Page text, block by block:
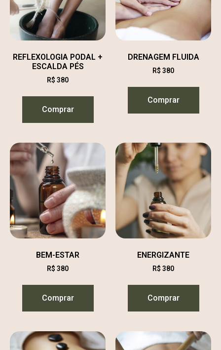
REFLEXOLOGIA PODAL +
ESCALDA PÉS
R$ 380
Comprar
DRENAGEM FLUIDA
R$ 380
Comprar
BEM-ESTAR
R$ 380
Comprar
ENERGIZANTE
R$ 380
Comprar